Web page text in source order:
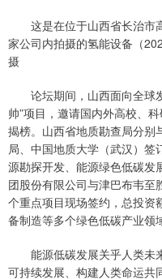
这是在位于山西省长治市
家公司内拍摄的氢能设备（
摄
论坛期间，山西面向全球
帅”项目，邀请国内外高校、
揭榜。山西省地质勘查局分别
局、中国地质大学（武汉）
源勘探开发、能源绿色低碳发
团股份有限公司与津巴布韦
个重点项目现场签约，总投资
备制造等多个绿色低碳产业领
能源低碳发展关乎人类未
可持续发展、构建人类命运共